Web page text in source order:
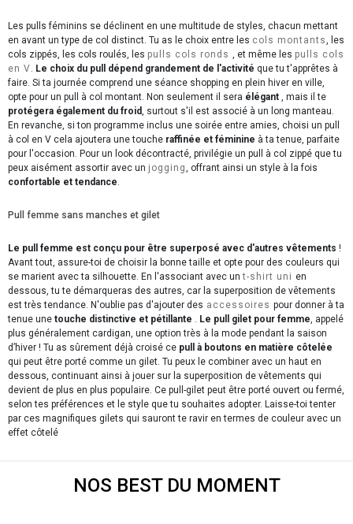
Les pulls féminins se déclinent en une multitude de styles, chacun mettant
en avant un type de col distinct. Tu as le choix entre les cols montants, les
cols zippés, les cols roulés, les pulls cols ronds , et même les pulls cols
en V. Le choix du pull dépend grandement de l'activité que tu t'apprêtes à
faire. Si ta journée comprend une séance shopping en plein hiver en ville,
opte pour un pull à col montant. Non seulement il sera élégant , mais il te
protégera également du froid, surtout s'il est associé à un long manteau.
En revanche, si ton programme inclus une soirée entre amies, choisi un pull
à col en V cela ajoutera une touche raffinée et féminine à ta tenue, parfaite
pour l'occasion. Pour un look décontracté, privilégie un pull à col zippé que tu
peux aisément assortir avec un jogging, offrant ainsi un style à la fois
confortable et tendance.
Pull femme sans manches et gilet
Le pull femme est conçu pour être superposé avec d'autres vêtements !
Avant tout, assure-toi de choisir la bonne taille et opte pour des couleurs qui
se marient avec ta silhouette. En l'associant avec unt-shirt uni en
dessous, tu te démarqueras des autres, car la superposition de vêtements
est très tendance. N'oublie pas d'ajouter des accessoires pour donner à ta
tenue une touche distinctive et pétillante . Le pull gilet pour femme, appelé
plus généralement cardigan, une option très à la mode pendant la saison
d’hiver ! Tu as sûrement déjà croisé ce pull à boutons en matière côtelée
qui peut être porté comme un gilet. Tu peux le combiner avec un haut en
dessous, continuant ainsi à jouer sur la superposition de vêtements qui
devient de plus en plus populaire. Ce pull-gilet peut être porté ouvert ou fermé,
selon tes préférences et le style que tu souhaites adopter. Laisse-toi tenter
par ces magnifiques gilets qui sauront te ravir en termes de couleur avec un
effet côtelé
NOS BEST DU MOMENT